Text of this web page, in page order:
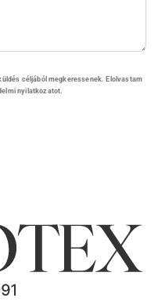
céljából megkeressenek. Elolvastam
nyilatkozatot.